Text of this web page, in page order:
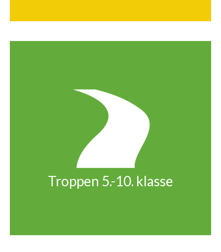
Troppen 5.-10. klasse